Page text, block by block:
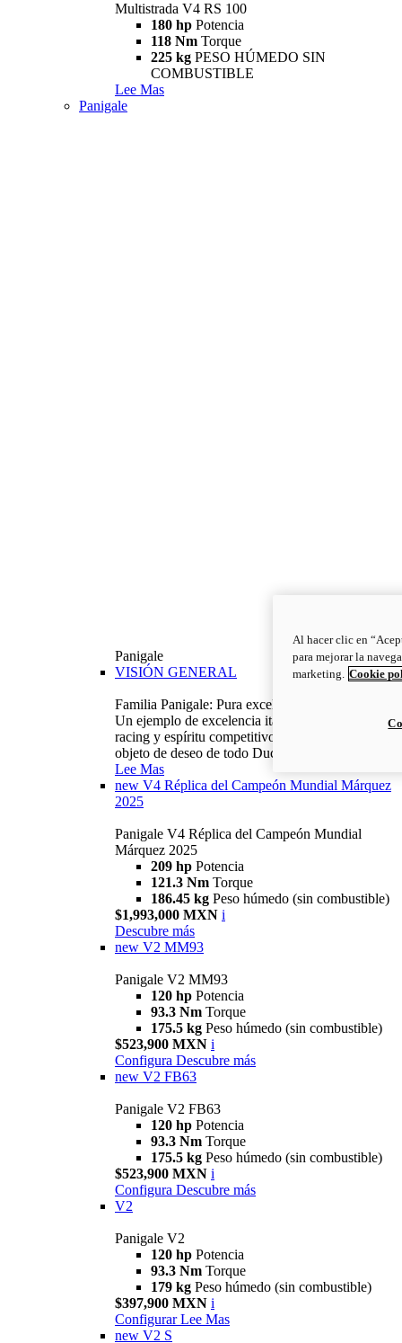
Multistrada V4 RS 100
180 hp Potencia
118 Nm Torque
225 kg PESO HÚMEDO SIN
COMBUSTIBLE
Lee Mas
Panigale
Panigale
VISIÓN GENERAL
Familia Panigale: Pura excelencia italiana.
Un ejemplo de excelencia italiana, con ADN
racing y espíritu competitivo: la Panigale es el
objeto de deseo de todo Ducatista.
Lee Mas
new V4 Réplica del Campeón Mundial Márquez
2025
Panigale V4 Réplica del Campeón Mundial
Márquez 2025
209 hp Potencia
121.3 Nm Torque
186.45 kg Peso húmedo (sin combustible)
$1,993,000 MXN i
Descubre más
new V2 MM93
Panigale V2 MM93
120 hp Potencia
93.3 Nm Torque
175.5 kg Peso húmedo (sin combustible)
$523,900 MXN i
Configura Descubre más
new V2 FB63
Panigale V2 FB63
120 hp Potencia
93.3 Nm Torque
175.5 kg Peso húmedo (sin combustible)
$523,900 MXN i
Configura Descubre más
V2
Panigale V2
120 hp Potencia
93.3 Nm Torque
179 kg Peso húmedo (sin combustible)
$397,900 MXN i
Configurar Lee Mas
new V2 S
Al hacer clic en
para mejorar la
marketing. Cookie